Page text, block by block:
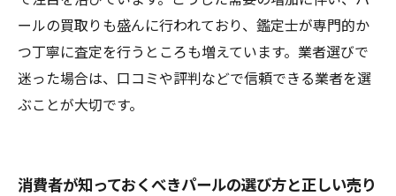
ールの買取りも盛んに行われており、鑑定士が専門的か
つ丁寧に査定を行うところも増えています。業者選びで
迷った場合は、口コミや評判などで信頼できる業者を選
ぶことが大切です。
消費者が知っておくべきパールの選び方と正しい売り